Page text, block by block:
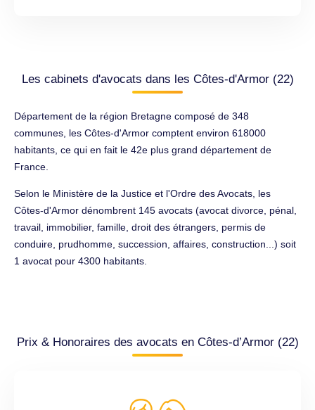
Les cabinets d'avocats dans les Côtes-d'Armor (22)
Département de la région Bretagne composé de 348
communes, les Côtes-d'Armor comptent environ 618000
habitants, ce qui en fait le 42e plus grand département de
France.
Selon le Ministère de la Justice et l'Ordre des Avocats, les
Côtes-d'Armor dénombrent 145 avocats (avocat divorce, pénal,
travail, immobilier, famille, droit des étrangers, permis de
conduire, prudhomme, succession, affaires, construction...) soit
1 avocat pour 4300 habitants.
Prix & Honoraires des avocats en Côtes-d’Armor (22)